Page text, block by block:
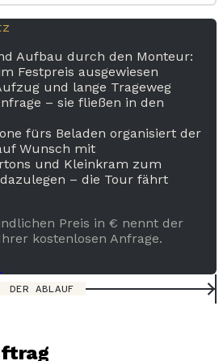
Aufbau durch den Monteur:
Festpreis ausgewiesen
und lange Trageweg
– sie fließen in den
fürs Beladen organisiert der
Wunsch mit
und Kleinkram zum
– die Tour fährt
Preis in € nennt der
kostenlosen Anfrage.
DER ABLAUF